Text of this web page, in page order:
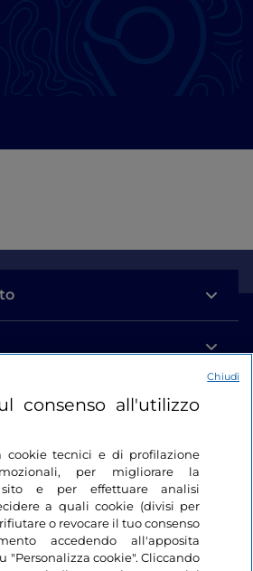
consenso all'utilizzo
cookie tecnici e di profilazione
per migliorare la
e per effettuare analisi
a quali cookie (divisi per
o revocare il tuo consenso
accedendo all'apposita
"Personalizza cookie". Cliccando
Chiudi